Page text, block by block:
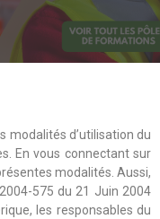
modalités d’utilisation du
En vous connectant sur
modalités. Aussi,
575 du 21 Juin 2004
les responsables du